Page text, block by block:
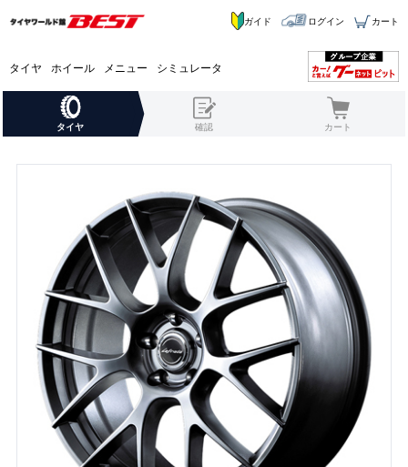
タイヤ ホイール メニュー シミュレータ
ガイド ログイン カート
タイヤ 確認 カート